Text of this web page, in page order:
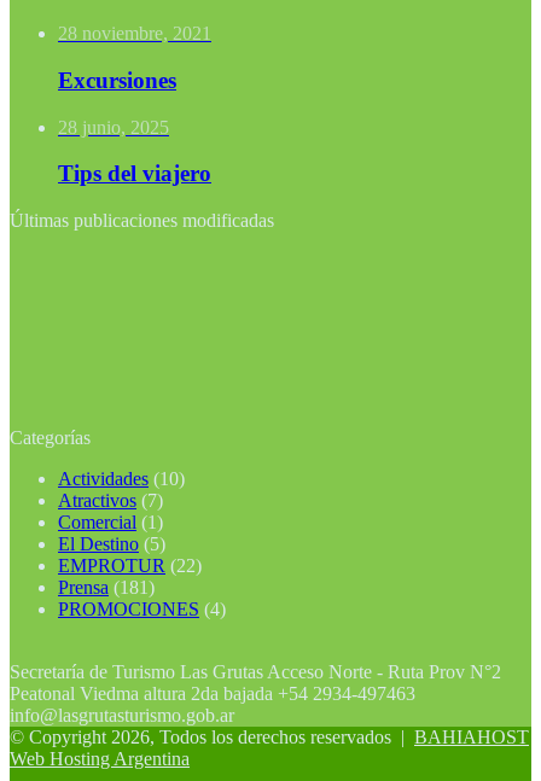
28 noviembre, 2021
Excursiones
28 junio, 2025
Tips del viajero
Últimas publicaciones modificadas
Categorías
Actividades (10)
Atractivos (7)
Comercial (1)
El Destino (5)
EMPROTUR (22)
Prensa (181)
PROMOCIONES (4)
Secretaría de Turismo Las Grutas Acceso Norte - Ruta Prov N°2
Peatonal Viedma altura 2da bajada +54 2934-497463
info@lasgrutasturismo.gob.ar
© Copyright 2026, Todos los derechos reservados | BAHIAHOST
Web Hosting Argentina